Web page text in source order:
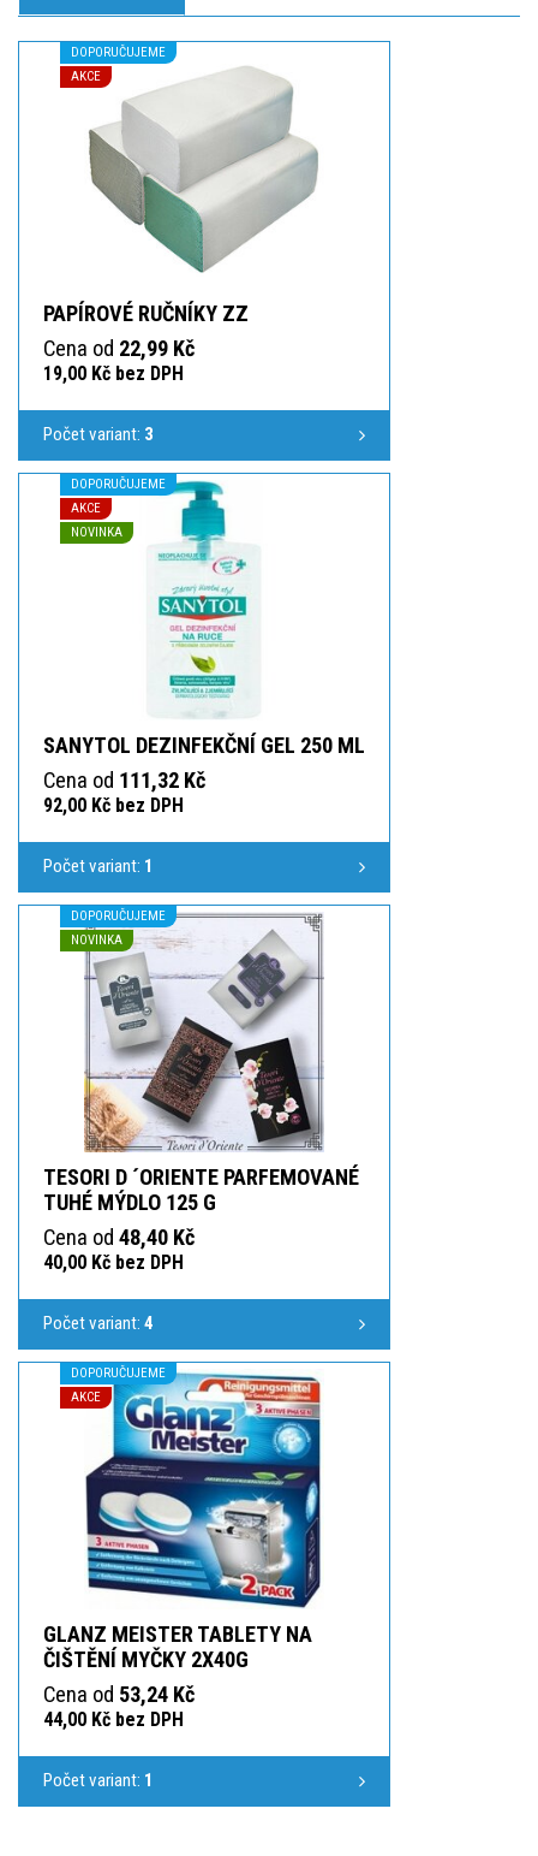
DOPORUČUJEME
AKCE
PAPÍROVÉ RUČNÍKY ZZ
Cena od 22,99 Kč
19,00 Kč bez DPH
Počet variant: 3
DOPORUČUJEME
AKCE
NOVINKA
SANYTOL DEZINFEKČNÍ GEL 250 ML
Cena od 111,32 Kč
92,00 Kč bez DPH
Počet variant: 1
DOPORUČUJEME
NOVINKA
TESORI D ´ORIENTE PARFEMOVANÉ
TUHÉ MÝDLO 125 G
Cena od 48,40 Kč
40,00 Kč bez DPH
Počet variant: 4
DOPORUČUJEME
AKCE
GLANZ MEISTER TABLETY NA
ČIŠTĚNÍ MYČKY 2X40G
Cena od 53,24 Kč
44,00 Kč bez DPH
Počet variant: 1